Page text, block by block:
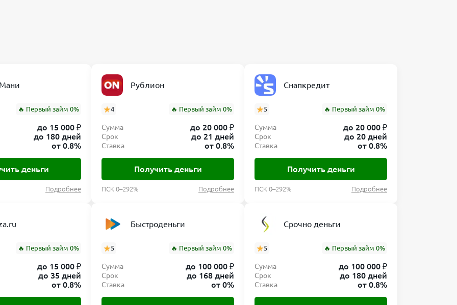
не исключает возможности одобрения. Но нужно понимать, что
на сумму и ставку, но компании «мфо саммит» всё равно
лимит, например, до 15 000–30 000 рублей, если вы не сможете
сервис спишет символическую сумму (обычно 1 рубль) и
именно вам.
🔥 Первый займ 0%
до 15 000 ₽
до 180 дней
от 0.8%
деньги
Подробнее
Рублион
4 🔥 Первый займ 0%
Сумма до 20 000 ₽
Срок до 21 дней
Ставка от 0.8%
Получить деньги
ПСК 0–292% Подробнее
Снапкредит
5 🔥 Первый займ 0%
Сумма до 20 000 ₽
Срок до 20 дней
Ставка от 0.8%
Получить деньги
ПСК 0–292% Подробнее
🔥 Первый займ 0%
до 15 000 ₽
до 35 дней
от 0.8%
Быстроденьги
5 🔥 Первый займ 0%
Сумма до 100 000 ₽
Срок до 168 дней
Ставка от 0%
Срочно деньги
5 🔥 Первый займ 0%
Сумма до 100 000 ₽
Срок до 180 дней
Ставка от 0.8%